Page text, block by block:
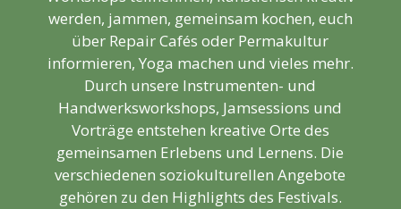
werden, jammen, gemeinsam kochen, euch
über Repair Cafés oder Permakultur
informieren, Yoga machen und vieles mehr.
Durch unsere Instrumenten- und
Handwerksworkshops, Jamsessions und
Vorträge entstehen kreative Orte des
gemeinsamen Erlebens und Lernens. Die
verschiedenen soziokulturellen Angebote
gehören zu den Highlights des Festivals.